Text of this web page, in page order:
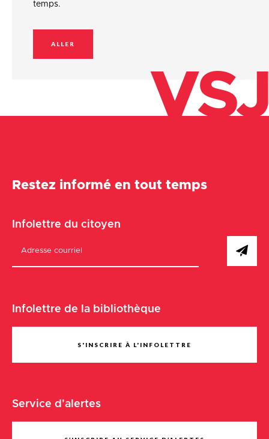
temps.
ALLER
VSJ
Restez informé en tout temps
Infolettre du citoyen
Infolettre de la bibliothèque
S'INSCRIRE À L'INFOLETTRE
Service d'alertes